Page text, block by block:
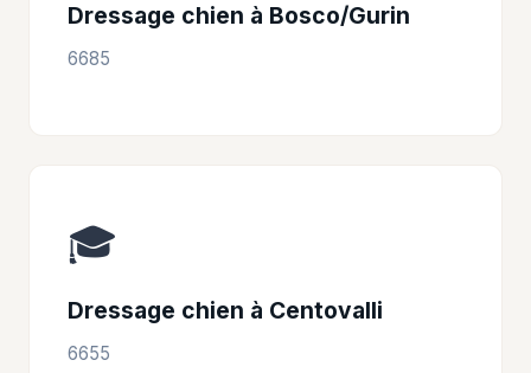
Dressage chien à Bosco/Gurin
6685
🎓
Dressage chien à Centovalli
6655